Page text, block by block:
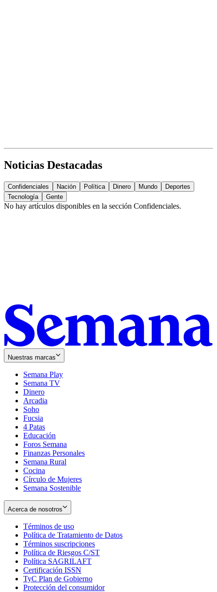
Noticias Destacadas
Confidenciales Nación Política Dinero Mundo
Deportes
Tecnología
Gente
No hay artículos disponibles en la sección Confidenciales.
Nuestras marcas
Semana Play
Semana TV
Dinero
Arcadia
Soho
in
new
window
Fucsia
in
new
window
4 Patas
Educación
Foros Semana
Finanzas Personales
Semana Rural
Cocina
Círculo de Mujeres
Semana Sostenible
Acerca de nosotros
Términos de uso
in
new
window
Política de Tratamiento de Datos
Términos suscripciones
in
Política de Riesgos C/ST
Política SAGRILAFT
new
window
Certificación ISSN
in
new
TyC Plan de Gobierno
in
Protección del consumidorOpens